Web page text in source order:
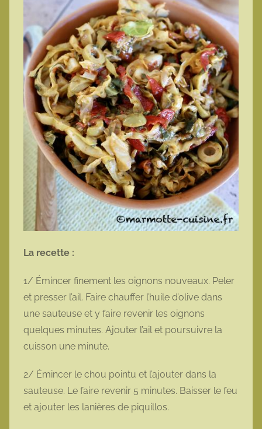
La recette :
1/ Émincer finement les oignons nouveaux. Peler
et presser l’ail. Faire chauffer l’huile d’olive dans
une sauteuse et y faire revenir les oignons
quelques minutes. Ajouter l’ail et poursuivre la
cuisson une minute.
2/ Émincer le chou pointu et l’ajouter dans la
sauteuse. Le faire revenir 5 minutes. Baisser le feu
et ajouter les lanières de piquillos.